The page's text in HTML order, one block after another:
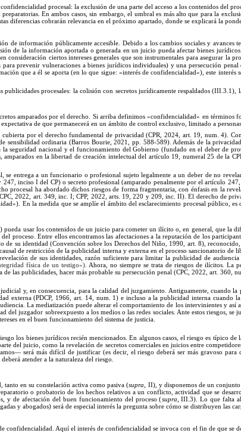
procesal: la exclusión de una parte del acceso a los contenidos del
En ambos casos, sin embargo, el umbral es más alto que para la
diferencias cobrarán relevancia en el próximo apartado, donde se explicará la
de información públicamente accesible . Debido a los cambios sociales y
de la información aportada o generada en un juicio pueda afectar bienes
ciertos intereses generales que son instrumentales para asegurar la
prevenir vulneraciones a bienes jurídicos individuales) y una persecución
que a él se aporta (en lo que sigue: «interés de confidencialidad») , este
procesales: la colisión con secretos jurídicamente respaldados
amparados por el derecho. Si arriba definimos «confidencialidad» en términos
de que permanecerá en un ámbito de control exclusivo, limitado a
por el derecho fundamental de privacidad (CPR, 2024, art. 19, num. 4).
sensibilidad ordinaria (Barros Bourie, 2021, pp. 588-589). Además de la
seguridad nacional y el funcionamiento del Gobierno (fundado en el deber de
en la libertad de creación intelectual del artículo 19, numeral 25 de la
se entrega a un funcionario o profesional sujeto legalmente a un deber de no
247, incisoIdel CP) o secreto profesional (amparado penalmente por el artículo
procesal ha abordado dichos riesgos de forma fragmentaria, con énfasisen la
2022, art. 349, inc. I; CPP, 2022, arts. 19, 220 y 209, inc. II).El derecho de
»). En la medida que se amplíe el ámbito del esclarecimiento procesal público, es
usar los contenidos de un juicio para cometer un ilícito o, en general, que la
proceso. Entre ellos encontramos las afectaciones a la reputación de los
de su identidad (Convención sobre los Derechos del Niño, 1990, art. 8),
de restricción de la publicidad interna y externa en el proceso sancionatorio
de sus identidades, razón suficiente para limitar la publicidad de
física de un testigo»). Ahora, no siempre se trata de riesgos de ilícitos.La
las publicidades, hacer más probable su persecución penal (CPC, 2022, art. 360,
y, en consecuencia, para la calidad del juzgamiento. Antiguamente, cuando
externa (PDCP, 1966, art. 14, num. 1) e incluso a la publicidad interna cuando
Lamediatización puede alterar el comportamiento de los intervinientesy así
del juzgador sobreexpuesto a los medios o las redes sociales. Ante estos riesgos,
en el buen funcionamiento del sistema de justicia.
los bienes jurídicos recién mencionados.En algunos casos, el riesgo es típico
del juicio, como la revelación de secretos comerciales en juicios entre
—será más difícil de justificar (es decir, el riesgo deberá ser más gravoso
atender a la naturaleza del riesgo.
tanto en su constelación activa como pasiva (supra, II), y disponemos de un
o probatorio de los hechos relativos a un conflicto, actividad que se
y de afectación del buen funcionamiento del proceso (supra, III.3). Lo que falta
y abogados) será de especial interés la pregunta sobre cómo se distribuyen las
confidencialidad. Aquí el interés de confidencialidad se invoca con el fin de que se